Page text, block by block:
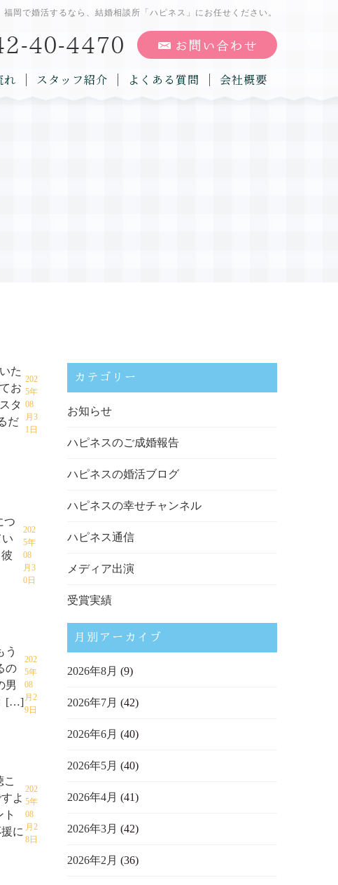
福岡で婚活するなら、結婚相談所「ハピネス」にお任せください。
れ スタッフ紹介 よくある質問 会社概要
た
お
タ
だ
202
5年
08
月3
1日
つ
202
5年
08
月3
0日
う
の
男
[…]
202
5年
08
月2
9日
よ
に
202
5年
08
月2
8日
カテゴリー
お知らせ
ハピネスのご成婚報告
ハピネスの婚活ブログ
ハピネスの幸せチャンネル
ハピネス通信
メディア出演
受賞実績
月別アーカイブ
2026年8月 (9)
2026年7月 (42)
2026年6月 (40)
2026年5月 (40)
2026年4月 (41)
2026年3月 (42)
2026年2月 (36)